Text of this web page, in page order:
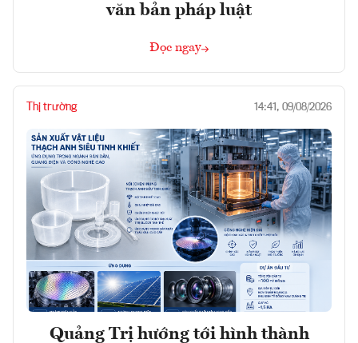
văn bản pháp luật
Đọc ngay
Thị trường 14:41, 09/08/2026
Quảng Trị hướng tới hình thành